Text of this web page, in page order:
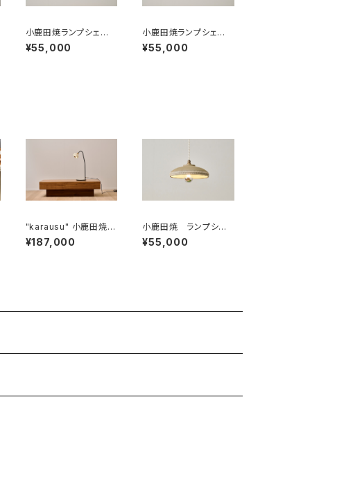
小鹿田焼ランプシェー
ド サビ 焼き締め
¥55,000
小鹿田焼ランプシェー
ド ボウル 焼き締
め サビ
¥55,000
"karausu" 小鹿田焼ス
タンドライト デスクス
タンド 小鹿田土磨き
¥187,000
小鹿田焼 ランプシェ
ード 焼き締め本焼き
"トビガンナ " Onta l
¥55,000